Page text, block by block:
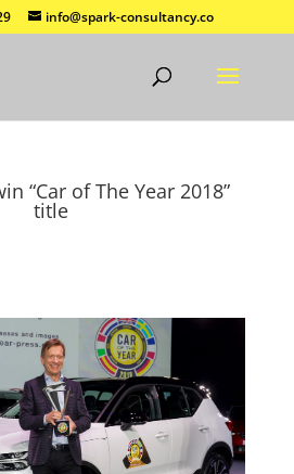
info@spark-consultancy.co
“Car of The Year 2018”
title